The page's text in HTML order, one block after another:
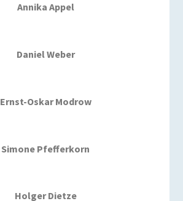
Annika Appel
Daniel Weber
Ernst-Oskar Modrow
Simone Pfefferkorn
Holger Dietze